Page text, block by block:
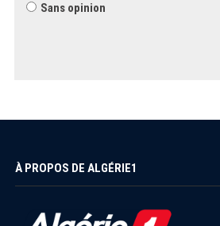
Sans opinion
À PROPOS DE ALGÉRIE1